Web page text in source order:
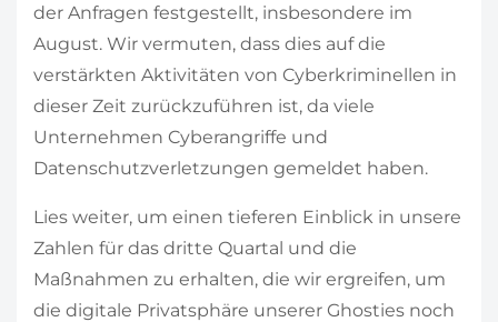
der Anfragen festgestellt, insbesondere im
August. Wir vermuten, dass dies auf die
verstärkten Aktivitäten von Cyberkriminellen in
dieser Zeit zurückzuführen ist, da viele
Unternehmen Cyberangriffe und
Datenschutzverletzungen gemeldet haben.
Lies weiter, um einen tieferen Einblick in unsere
Zahlen für das dritte Quartal und die
Maßnahmen zu erhalten, die wir ergreifen, um
die digitale Privatsphäre unserer Ghosties noch